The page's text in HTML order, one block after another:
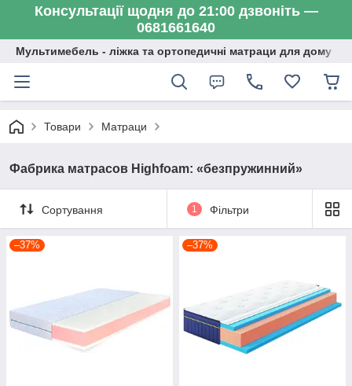
Консультації щодня до 21:00 дзвоніть —
0681661640
Мультимебель - ліжка та ортопедичні матраци для дому
Товари Матраци
Фабрика матрасов Highfoam: «безпружинний»
Сортування 1 Фільтри
–37% –37%